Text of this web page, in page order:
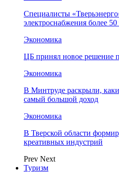
Специалисты
электроснабжения более
Экономика
ЦБ принял новое решение
Экономика
В Минтруде раскрыли,
самый большой доход
Экономика
В Тверской области
креативных индустрий
Prev Next
Туризм